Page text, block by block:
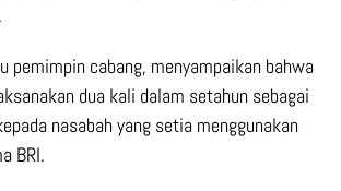
pemimpin cabang, menyampaikan bahwa
dua kali dalam setahun sebagai
nasabah yang setia menggunakan
BRI.